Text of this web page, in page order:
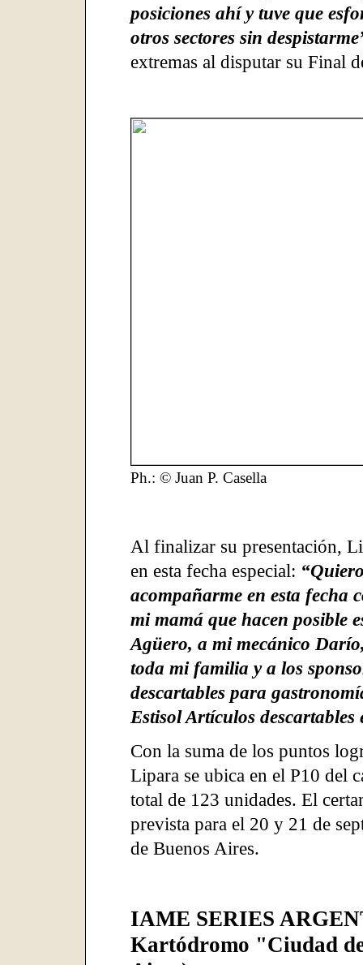
posiciones ahí y tuve que
otros sectores sin
extremas al disputar su Final
Ph.: © Juan P. Casella
Al finalizar su presentación,
en esta fecha especial:
acompañarme en esta fecha
mi mamá que hacen posible
Agüero, a mi mecánico
toda mi familia y a los
descartables para
Estisol Artículos
Con la suma de los puntos
Lipara se ubica en el P10 del
total de 123 unidades. El
prevista para el 20 y 21 de
de Buenos Aires.
IAME SERIES
Kartódromo "Ciudad